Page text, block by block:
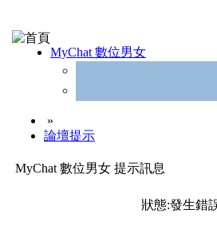
MyChat 數位男女
»
論壇提示
MyChat 數位男女 提示訊息
狀態:發生錯